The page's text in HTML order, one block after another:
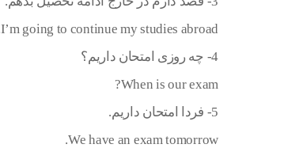
I’m going to continue my studies abroad.
4- چه روزی امتحان داریم؟
When is our exam?
5- فردا امتحان داریم.
We have an exam tomorrow.